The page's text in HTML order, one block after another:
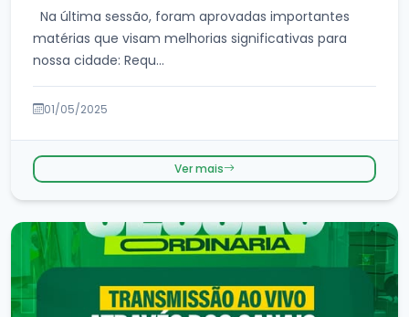
matérias que visam melhorias significativas para
nossa cidade: Requ...
01/05/2025
Ver mais